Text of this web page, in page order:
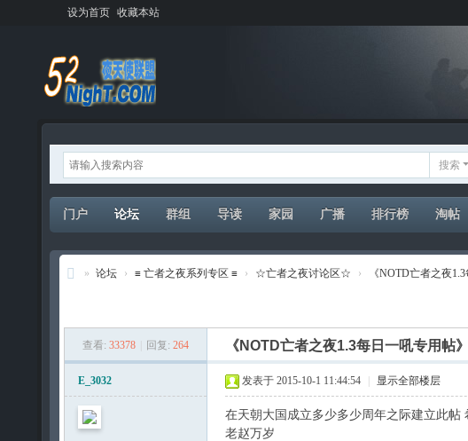
设为首页 收藏本站
搜索
门户 论坛 群组 导读 家园 广播 排行榜 淘帖
天
» 论坛 › ≡ 亡者之夜系列专区 ≡ › ☆亡者之夜讨论区☆ › 《NOTD亡者之夜
查看: 33378 回复: 264 《NOTD亡者之夜1.3每日一吼专用帖》
E_3032 发表于 2015-10-1 11:44:54 显示全部楼层
在天朝大国成立多少多少周年之际建立此
老赵万岁